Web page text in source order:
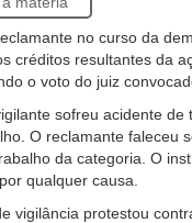
no curso da
créditos resultantes da
o voto do juiz
sofreu acidente
O reclamante faleceu
da categoria. O
qualquer causa.
vigilância protestou